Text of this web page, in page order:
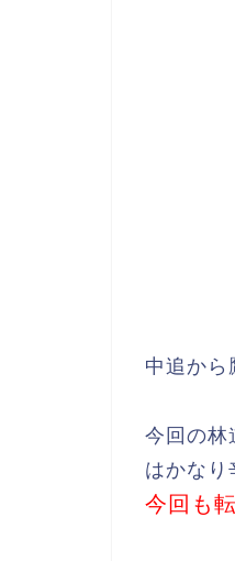
中追から
今回の林
はかなり
今回も